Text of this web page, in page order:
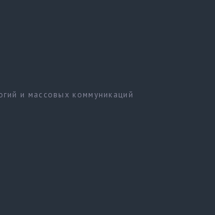
и массовых коммуникаций